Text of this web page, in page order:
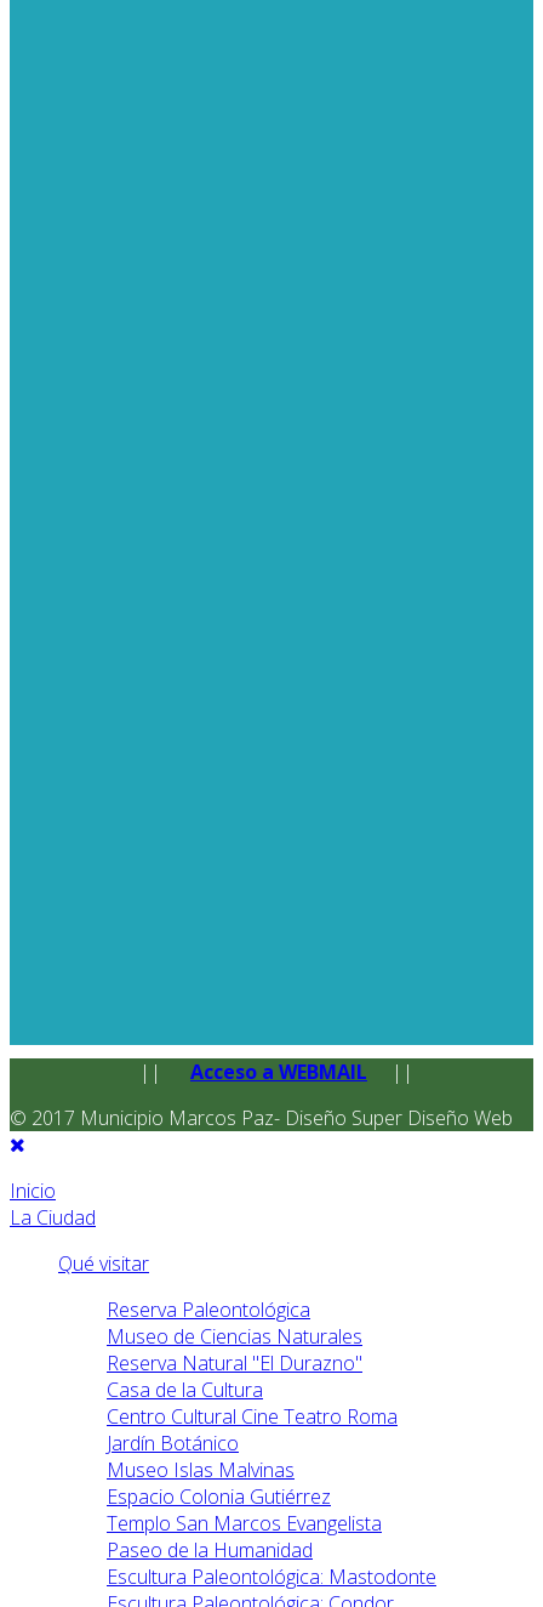
|| Acceso a WEBMAIL
||
© 2017 Municipio Marcos Paz- Diseño Super Diseño Web
Inicio
La Ciudad
Qué visitar
Reserva Paleontológica
Museo de Ciencias Naturales
Reserva Natural "El Durazno"
Casa de la Cultura
Centro Cultural Cine Teatro Roma
Jardín Botánico
Museo Islas Malvinas
Espacio Colonia Gutiérrez
Templo San Marcos Evangelista
Paseo de la Humanidad
Escultura Paleontológica: Mastodonte